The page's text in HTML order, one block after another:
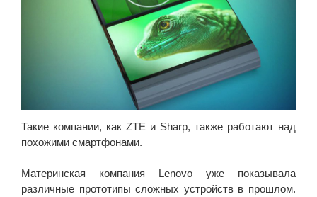
Такие компании, как ZTE и Sharp, также работают над
похожими смартфонами.
Материнская компания Lenovo уже показывала
различные прототипы сложных устройств в прошлом.